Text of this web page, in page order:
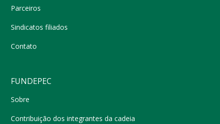
Parceiros
Sindicatos filiados
Contato
FUNDEPEC
Sobre
Contribuição dos integrantes da cadeia